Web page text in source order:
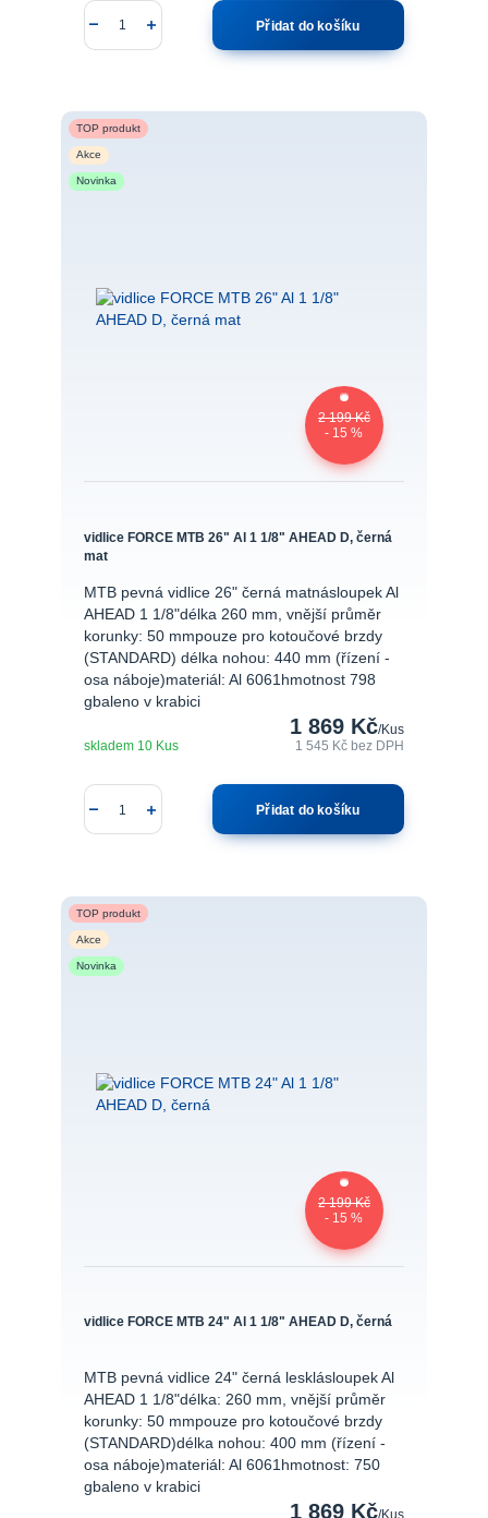
Přidat do košíku
TOP produkt
Akce
Novinka
2 199 Kč
- 15 %
vidlice FORCE MTB 26" Al 1 1/8" AHEAD D, černá
mat
MTB pevná vidlice 26" černá matnásloupek Al
AHEAD 1 1/8"délka 260 mm, vnější průměr
korunky: 50 mmpouze pro kotoučové brzdy
(STANDARD) délka nohou: 440 mm (řízení -
osa náboje)materiál: Al 6061hmotnost 798
gbaleno v krabici
1 869 Kč/Kus
1 545 Kč bez DPH
skladem 10 Kus
Přidat do košíku
TOP produkt
Akce
Novinka
2 199 Kč
- 15 %
vidlice FORCE MTB 24" Al 1 1/8" AHEAD D, černá
MTB pevná vidlice 24" černá lesklásloupek Al
AHEAD 1 1/8"délka: 260 mm, vnější průměr
korunky: 50 mmpouze pro kotoučové brzdy
(STANDARD)délka nohou: 400 mm (řízení -
osa náboje)materiál: Al 6061hmotnost: 750
gbaleno v krabici
1 869 Kč/Kus